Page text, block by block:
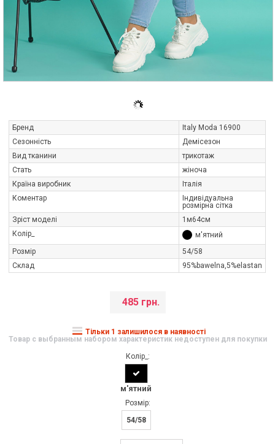
Бренд
Italy Moda 16900
Сезонність
Демісезон
Вид тканини
трикотаж
Стать
жіноча
Країна виробник
Італія
Коментар
Індивідуальна
розмірна сітка
Зріст моделі
1м64см
Колір_
м'ятний
Розмір
54/58
Склад
95%bawelna,5%elastan
485 грн.
Тільки 1 залишилося в наявності
Товар с выбранным набором характеристик недоступен для покупки
Колір_:
м'ятний
Розмір:
54/58